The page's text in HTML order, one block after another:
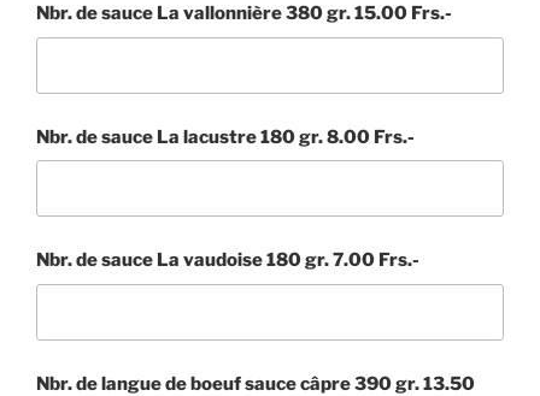
Nbr. de sauce La vallonnière 380 gr. 15.00 Frs.-
Nbr. de sauce La lacustre 180 gr. 8.00 Frs.-
Nbr. de sauce La vaudoise 180 gr. 7.00 Frs.-
Nbr. de langue de boeuf sauce câpre 390 gr. 13.50